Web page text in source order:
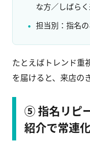
な方／しばら
担当別：指名
たとえばトレンド重
を届けると、来店の
⑤ 指名リピ
紹介で常連